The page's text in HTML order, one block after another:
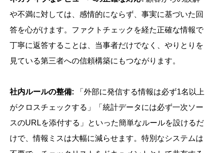
や不満に対しては、感情的にならず、事実に基づいた回
答を心がけます。ファクトチェックを経た正確な情報で
丁寧に返答することは、当事者だけでなく、やりとりを
見ている第三者への信頼構築にもつながります。
社内ルールの整備: 「外部に発信する情報は必ず1名以上
がクロスチェックする」「統計データには必ず一次ソー
スのURLを添付する」といった簡単なルールを設けるだ
けで、情報ミスは大幅に減らせます。特別なシステムは